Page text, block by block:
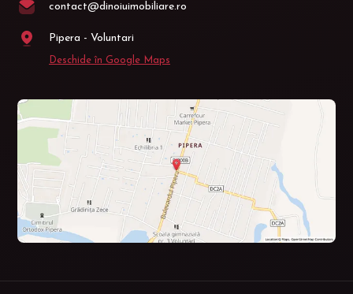
contact@dinoiuimobiliare.ro
Pipera - Voluntari
Deschide în Google Maps